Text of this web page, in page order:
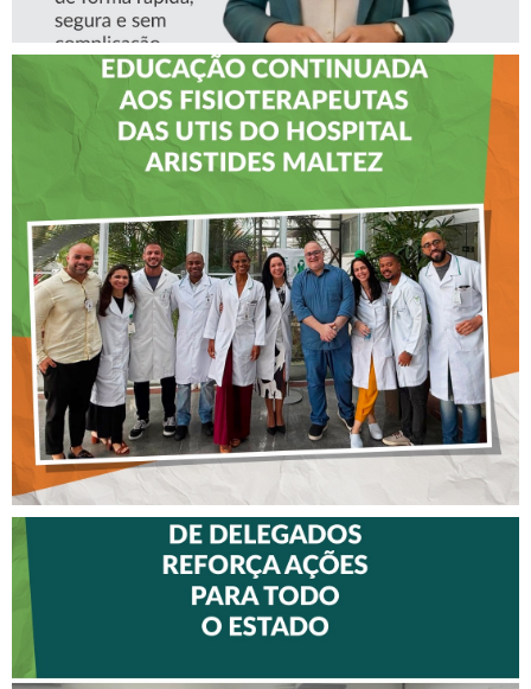
CREFITO-7 LEVA EDUCAÇÃO
CONTINUADA AOS
FISIOTERAPEUTAS DAS UTIs
DO HOSPITAL ARISTIDES
MALTEZ